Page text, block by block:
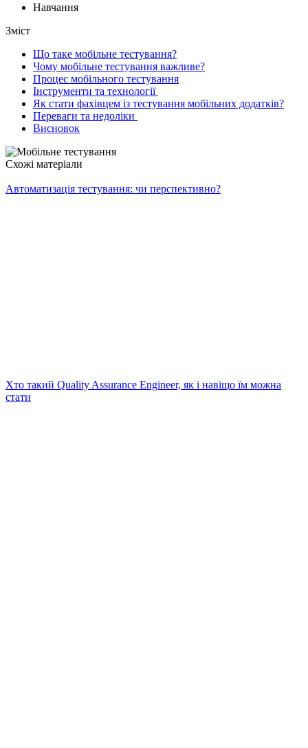
Навчання
Зміст
Що таке мобільне тестування?
Чому мобільне тестування важливе?
Процес мобільного тестування
Інструменти та технології
Як стати фахівцем із тестування мобільних додатків?
Переваги та недоліки
Висновок
Схожі матеріали
Автоматизація тестування: чи перспективно?
Хто такий Quality Assurance Engineer, як і навіщо їм можна
стати